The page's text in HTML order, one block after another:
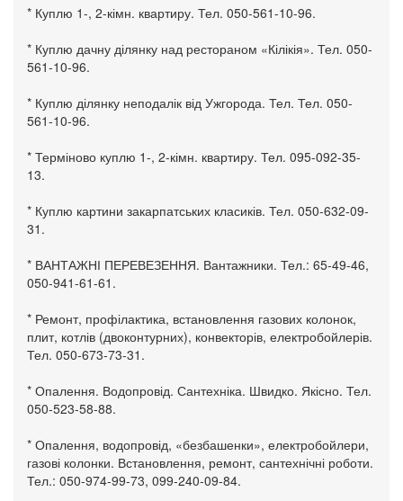
* Куплю 1-, 2-кімн. квартиру. Тел. 050-561-10-96.
* Куплю дачну ділянку над рестораном «Кілікія». Тел. 050-
561-10-96.
* Куплю ділянку неподалік від Ужгорода. Тел. Тел. 050-
561-10-96.
* Терміново куплю 1-, 2-кімн. квартиру. Тел. 095-092-35-
13.
* Куплю картини закарпатських класиків. Тел. 050-632-09-
31.
* ВАНТАЖНІ ПЕРЕВЕЗЕННЯ. Вантажники. Тел.: 65-49-46,
050-941-61-61.
* Ремонт, профілактика, встановлення газових колонок,
плит, котлів (двоконтурних), конвекторів, електробойлерів.
Тел. 050-673-73-31.
* Опалення. Водопровід. Сантехніка. Швидко. Якісно. Тел.
050-523-58-88.
* Опалення, водопровід, «безбашенки», електробойлери,
газові колонки. Встановлення, ремонт, сантехнічні роботи.
Тел.: 050-974-99-73, 099-240-09-84.